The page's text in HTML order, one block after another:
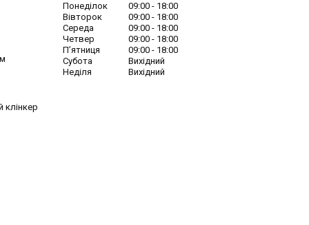
клінкер
Понеділок 09:00
18:00
Вівторок
09:00
18:00
Середа
09:00
18:00
Четвер
09:00
18:00
Пʼятниця
09:00
18:00
Субота
Вихідний
Неділя
Вихідний